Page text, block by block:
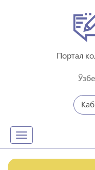
Портал
Toggle
navigation